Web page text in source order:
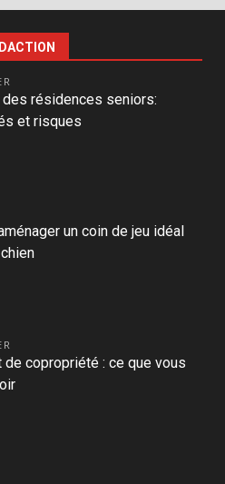
des résidences seniors:
et risques
un coin de jeu idéal
de copropriété : ce que vous